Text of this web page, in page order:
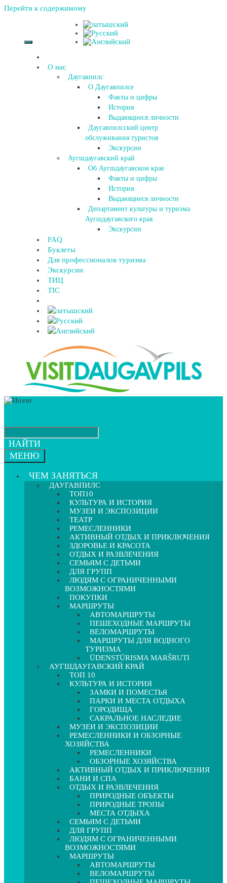
Перейти к содержимому
О нас
Даугавпилс
О Даугавпилсе
Факты и цифры
История
Выдающиеся личности
Даугавпилсский центр
обслуживания туристов
Экскурсии
Аугшдаугавский край
Об Аугшдаугавском крае
Факты и цифры
История
Выдающиеся личности
Департамент культуры и туризма
Аугшдаугавского края
Экскурсии
FAQ
Буклеты
Для профессионалов туризма
Экскурсии
ТИЦ
TIC
НАЙТИ
МЕНЮ
ЧЕМ ЗАНЯТЬСЯ
ДАУГАВПИЛС
ТОП10
КУЛЬТУРА И ИСТОРИЯ
МУЗЕИ И ЭКСПОЗИЦИИ
ТЕАТР
РЕМЕСЛЕННИКИ
АКТИВНЫЙ ОТДЫХ И ПРИКЛЮЧЕНИЯ
ЗДОРОВЬЕ И КРАСОТА
ОТДЫХ И РАЗВЛЕЧЕНИЯ
СЕМЬЯМ С ДЕТЬМИ
ДЛЯ ГРУПП
ЛЮДЯМ С ОГРАНИЧЕННЫМИ
ВОЗМОЖНОСТЯМИ
ПОКУПКИ
МАРШРУТЫ
АВТОМАРШРУТЫ
ПЕШЕХОДНЫЕ МАРШРУТЫ
ВЕЛОМАРШРУТЫ
МАРШРУТЫ ДЛЯ ВОДНОГО
ТУРИЗМА
ŪDENSTŪRISMA MARŠRUTI
АУГШДАУГАВСКИЙ КРАЙ
ТОП 10
КУЛЬТУРА И ИСТОРИЯ
ЗАМКИ И ПОМЕСТЬЯ
ПАРКИ И МЕСТА ОТДЫХА
ГОРОДИЩА
САКРАЛЬНОЕ НАСЛЕДИЕ
МУЗЕИ И ЭКСПОЗИЦИИ
РЕМЕСЛЕННИКИ И ОБЗОРНЫЕ
ХОЗЯЙСТВА
РЕМЕСЛЕННИКИ
ОБЗОРНЫЕ ХОЗЯЙСТВА
АКТИВНЫЙ ОТДЫХ И ПРИКЛЮЧЕНИЯ
БАНИ И СПА
ОТДЫХ И РАЗВЛЕЧЕНИЯ
ПРИРОДНЫЕ ОБЪЕКТЫ
ПРИРОДНЫЕ ТРОПЫ
МЕСТА ОТДЫХА
СЕМЬЯМ С ДЕТЬМИ
ДЛЯ ГРУПП
ЛЮДЯМ С ОГРАНИЧЕННЫМИ
ВОЗМОЖНОСТЯМИ
МАРШРУТЫ
АВТОМАРШРУТЫ
ВЕЛОМАРШРУТЫ